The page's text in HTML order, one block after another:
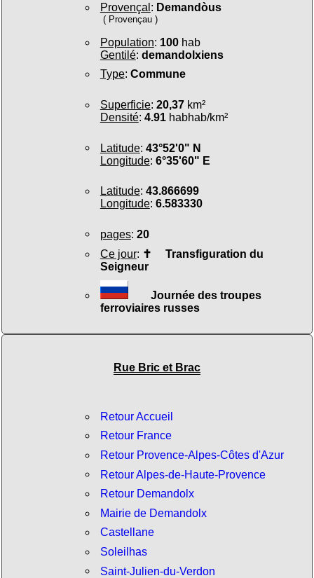
Provençal : Demandòus
( Provençau )
Population: 100hab
Gentilé: demandolxiens
Type: Commune
Superficie: 20,37km²
Densité: 4.91habhab/km²
Latitude: 43°52'0" N
Longitude: 6°35'60" E
Latitude: 43.866699
Longitude: 6.583330
pages: 20
Ce jour: ✝ Transfiguration du
Seigneur
Journée des troupes
ferroviaires russes
Rue Bric et Brac
Retour Accueil
Retour France
Retour Provence-Alpes-Côtes d'Azur
Retour Alpes-de-Haute-Provence
Retour Demandolx
Mairie de Demandolx
Castellane
Soleilhas
Saint-Julien-du-Verdon